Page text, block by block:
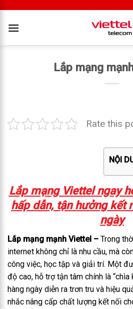
Lắp mạng
Rate this
NỘI
Lắp mạng Viettel ngay
hấp dẫn, tận hưởng kết
ngày
Lắp mạng mạnh Viettel – Trong
internet không chỉ là nhu cầu, mà
công việc, học tập và giải trí. Một
độ cao, hỗ trợ tận tâm chính là
hàng ngày diễn ra trơn tru và hiệu
nhắc nâng cấp chất lượng kết nối